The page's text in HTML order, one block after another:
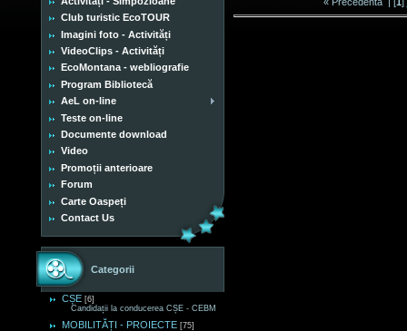
Club turistic EcoTOUR
Imagini foto - Activități
VideoClips - Activități
EcoMontana - webliografie
Program Bibliotecă
AeL on-line
Teste on-line
Documente download
Video
Promoții anterioare
Forum
Carte Oaspeți
Contact Us
Categorii
CȘE [6]
Candidații la conducerea CȘE - CEBM
MOBILITĂȚI - PROIECTE [75]